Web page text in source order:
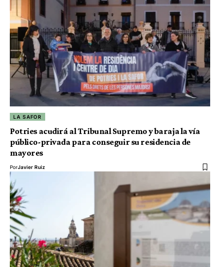
LA SAFOR
Potries acudirá al Tribunal Supremo y baraja la vía
público-privada para conseguir su residencia de
mayores
PorJavier Ruiz